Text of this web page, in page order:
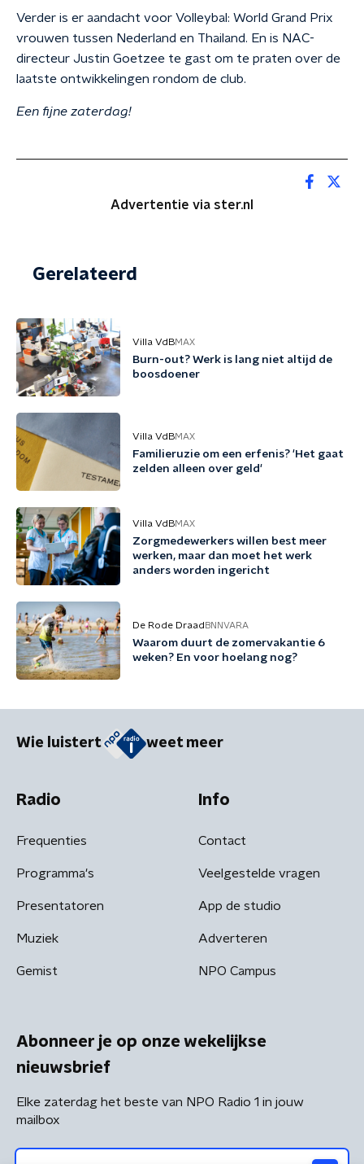
Verder is er aandacht voor Volleybal: World Grand Prix
vrouwen tussen Nederland en Thailand. En is NAC-
directeur Justin Goetzee te gast om te praten over de
laatste ontwikkelingen rondom de club.
Een fijne zaterdag!
Advertentie via ster.nl
Gerelateerd
Villa VdBMAX
Burn-out? Werk is lang niet altijd de
boosdoener
Villa VdBMAX
Familieruzie om een erfenis? 'Het gaat
zelden alleen over geld'
Villa VdBMAX
Zorgmedewerkers willen best meer
werken, maar dan moet het werk
anders worden ingericht
De Rode Draad BNNVARA
Waarom duurt de zomervakantie 6
weken? En voor hoelang nog?
Wie luistert weet meer
Radio
Frequenties
Programma's
Presentatoren
Muziek
Gemist
Info
Contact
Veelgestelde vragen
App de studio
Adverteren
NPO Campus
Abonneer je op onze wekelijkse
nieuwsbrief
Elke zaterdag het beste van NPO Radio 1 in jouw
mailbox